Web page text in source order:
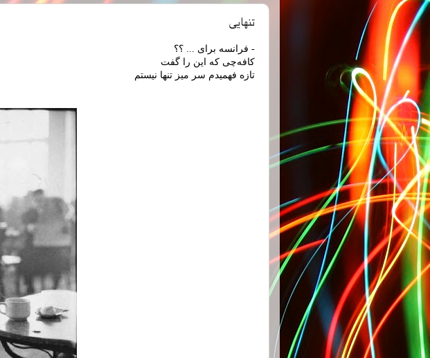
تنهایی
- فرانسه برای ... ؟؟
کافه‌چی که این را گفت
تازه فهمیدم سر میز تنها نیستم